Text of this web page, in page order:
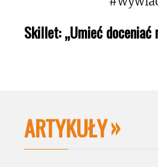
Skillet: „Umieć doceniać
ARTYKUŁY